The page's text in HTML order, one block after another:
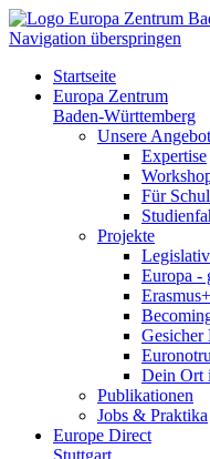
Navigation überspringen
Startseite
Europa Zentrum
Baden-Württemberg
Unsere
Expertise
Für
Projekte
Europa -
Gesicher
Dein Ort
Publikationen
Jobs & Praktika
Europe Direct
Stuttgart